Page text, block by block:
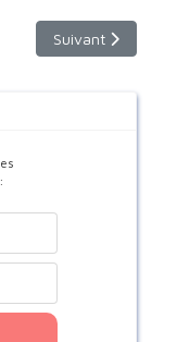
et remplis
Article suivant :
Suivant